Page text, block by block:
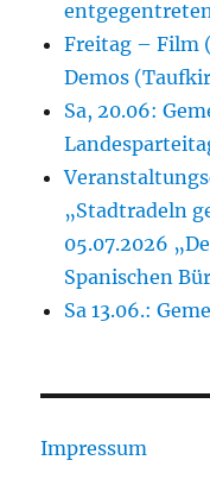
Freitag – Film
Demos
Sa, 20.06:
„Stadtradeln
05.07.2026
Spanischen
Sa 13.06.:
Impressum